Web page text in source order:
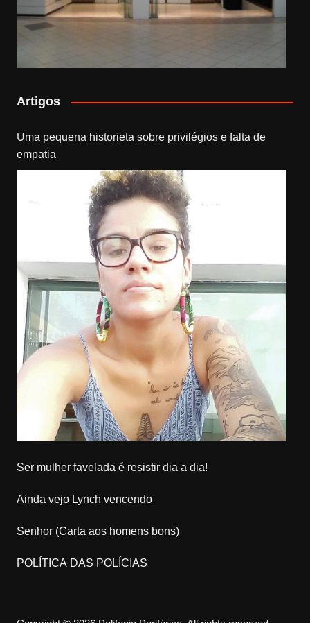
Artigos
Uma pequena historieta sobre privilégios e falta de
empatia
Ser mulher favelada é resistir dia a dia!
Ainda vejo Lynch vencendo
Senhor (Carta aos homens bons)
POLÍTICA DAS POLÍCIAS